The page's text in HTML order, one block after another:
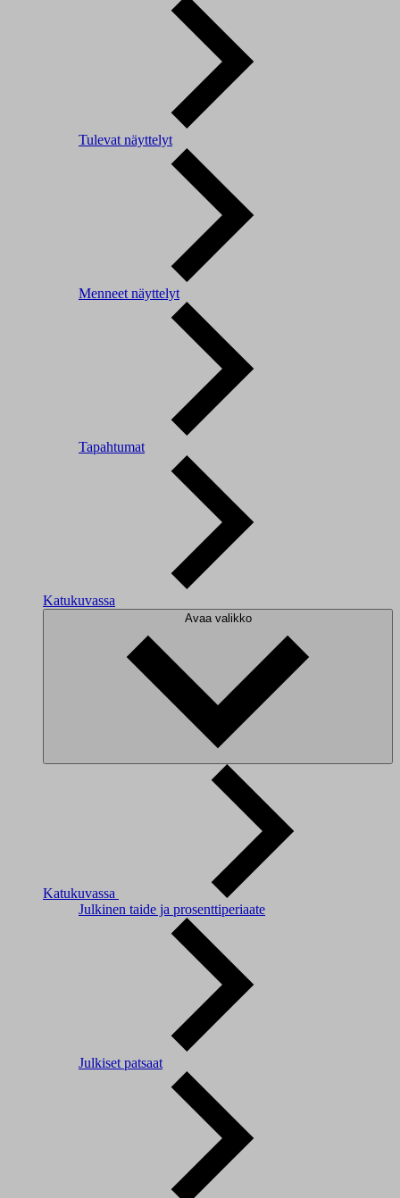
Tulevat näyttelyt
Menneet näyttelyt
Tapahtumat
Katukuvassa
Avaa valikko
Katukuvassa
Julkinen taide ja prosenttiperiaate
Julkiset patsaat